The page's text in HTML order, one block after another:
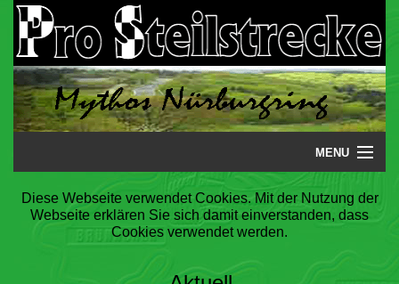
MENU
Startseite
Steilstrecke
Diese Webseite verwendet Cookies. Mit der Nutzung der
Webseite erklären Sie sich damit einverstanden, dass
Cookies verwendet werden.